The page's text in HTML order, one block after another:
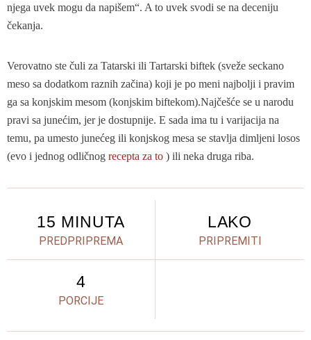
njega uvek mogu da napišem“. A to uvek svodi se na deceniju
čekanja.
Verovatno ste čuli za Tatarski ili Tartarski biftek (sveže seckano
meso sa dodatkom raznih začina) koji je po meni najbolji i pravim
ga sa konjskim mesom (konjskim biftekom).Najčešće se u narodu
pravi sa junećim, jer je dostupnije. E sada ima tu i varijacija na
temu, pa umesto junećeg ili konjskog mesa se stavlja dimljeni losos
(evo i jednog odličnog recepta za to ) ili neka druga riba.
15 MINUTA
PREDPRIPREMA
LAKO
PRIPREMITI
4
PORCIJE